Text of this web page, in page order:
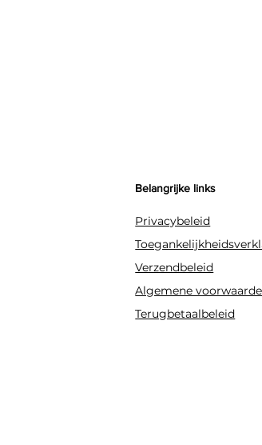
Belangrijke links
Privacybeleid
Verzendbeleid
Algemene
Terugbetaalbeleid